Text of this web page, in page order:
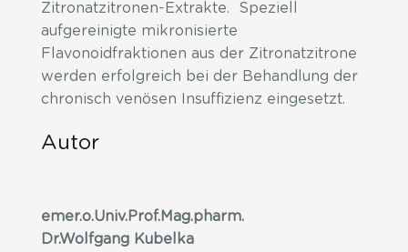
Zitronatzitronen-Extrakte. Speziell
aufgereinigte mikronisierte
Flavonoidfraktionen aus der Zitronatzitrone
werden erfolgreich bei der Behandlung der
chronisch venösen Insuffizienz eingesetzt.
Autor
emer.o.Univ.Prof.Mag.pharm.
Dr.Wolfgang Kubelka